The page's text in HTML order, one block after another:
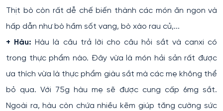
Thịt bò còn rất dễ chế biến thành các món ăn ngon và
hấp dẫn như bò hầm sốt vang, bò xào rau củ,...
+ Hàu: Hàu là câu trả lời cho câu hỏi sắt và canxi có
trong thực phẩm nào. Đây vừa là món hải sản rất được
ưa thích vừa là thực phẩm giàu sắt mà các mẹ không thể
bỏ qua. Với 75g hàu mẹ sẽ được cung cấp 6mg sắt.
Ngoài ra, hàu còn chứa nhiều kẽm giúp tăng cường sức